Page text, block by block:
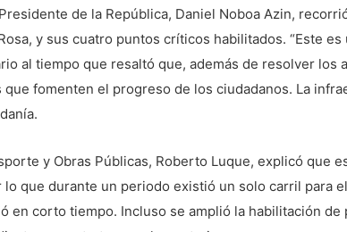
de la República, Daniel Noboa Azin,
y sus cuatro puntos críticos habilitados. “Este
al tiempo que resaltó que, además de resolver
fomenten el progreso de los ciudadanos. La
y Obras Públicas, Roberto Luque, explicó que
lo que durante un periodo existió un solo carril para
en corto tiempo. Incluso se amplió la habilitación